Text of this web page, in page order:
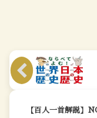
【百人一首解説